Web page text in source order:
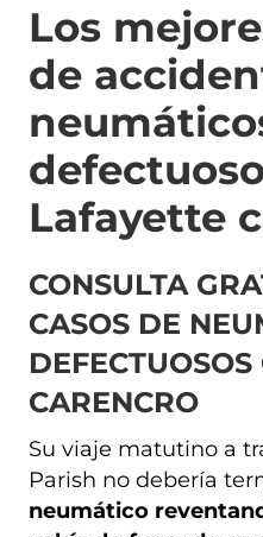
Los
de
Lafayette
CONSULTA
CASOS DE
CARENCRO
Su viaje matutino a
Parish no debería
neumático